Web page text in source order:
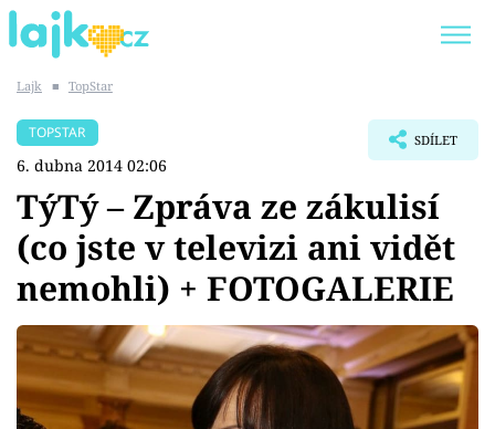
SHOPAHOLICADEL
Témata
Showbyznys
Youtubeři
Lajk ■ TopStar
TOPSTAR
6. dubna 2014 02:06
SDÍLET
TýTý – Zpráva ze zákulisí
(co jste v televizi ani vidět
nemohli) + FOTOGALERIE